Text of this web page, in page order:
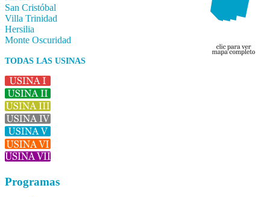
San Cristóbal
Villa Trinidad
Hersilia
Monte Oscuridad
TODAS LAS USINAS
Programas